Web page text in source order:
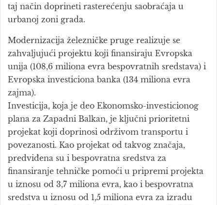
taj način doprineti rasterećenju saobraćaja u
urbanoj zoni grada.
Modernizacija železničke pruge realizuje se
zahvaljujući projektu koji finansiraju Evropska
unija (108,6 miliona evra bespovratnih sredstava) i
Evropska investiciona banka (134 miliona evra
zajma).
Investicija, koja je deo Ekonomsko-investicionog
plana za Zapadni Balkan, je ključni prioritetni
projekat koji doprinosi održivom transportu i
povezanosti. Kao projekat od takvog značaja,
predviđena su i bespovratna sredstva za
finansiranje tehničke pomoći u pripremi projekta
u iznosu od 3,7 miliona evra, kao i bespovratna
sredstva u iznosu od 1,5 miliona evra za izradu